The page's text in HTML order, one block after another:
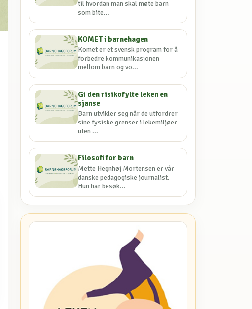
til hvordan man skal møte barn
som bite...
KOMET i barnehagen
Komet er et svensk program for å
forbedre kommunikasjonen
mellom barn og vo...
Gi den risikofylte leken en
sjanse
Barn utvikler seg når de utfordrer
sine fysiske grenser i lekemiljøer
uten ...
Filosofi for barn
Mette Hegnhøj Mortensen er vår
danske pedagogiske journalist.
Hun har besøk...